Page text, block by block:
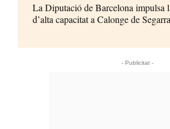
La Diputació de Barcelona impulsa
d’alta capacitat a Calonge de Segarra
- Publicitat -